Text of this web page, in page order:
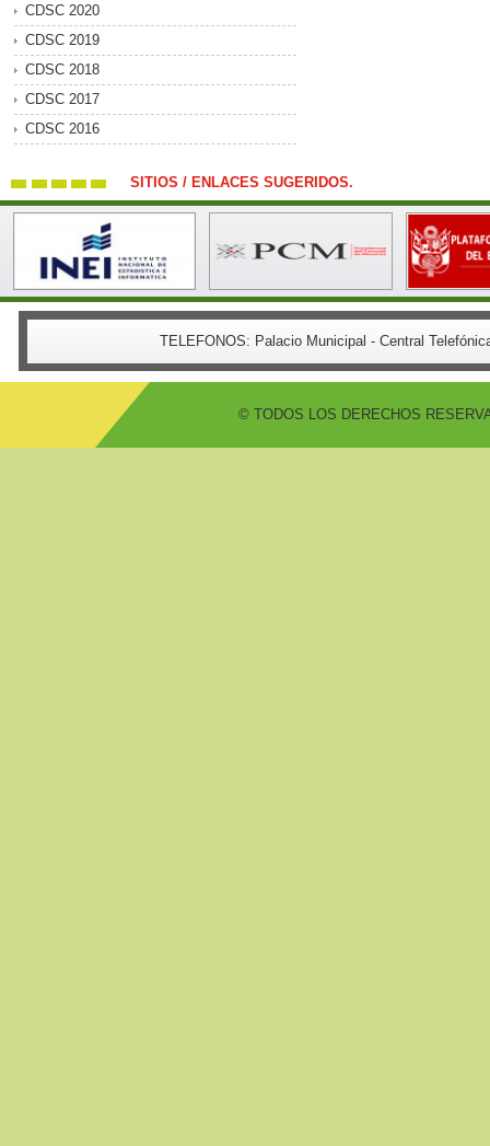
CDSC 2020
CDSC 2019
CDSC 2018
CDSC 2017
CDSC 2016
SITIOS / ENLACES SUGERIDOS.
TELEFONOS: Palacio Municipal - Central
© TODOS LOS DERECHOS